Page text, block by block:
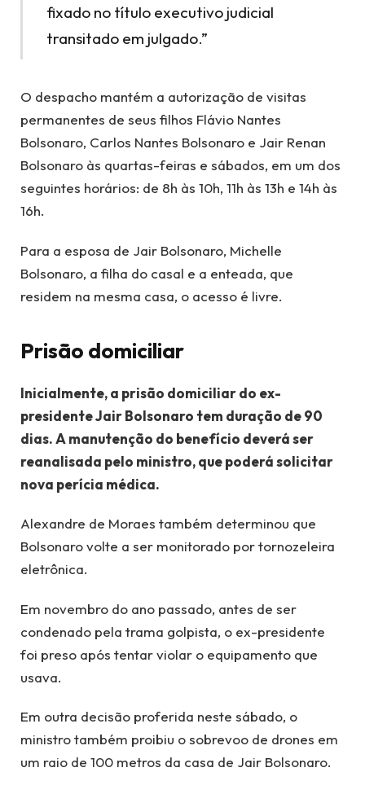
fixado no título executivo judicial
transitado em julgado.”
O despacho mantém a autorização de visitas
permanentes de seus filhos Flávio Nantes
Bolsonaro, Carlos Nantes Bolsonaro e Jair Renan
Bolsonaro às quartas-feiras e sábados, em um dos
seguintes horários: de 8h às 10h, 11h às 13h e 14h às
16h.
Para a esposa de Jair Bolsonaro, Michelle
Bolsonaro, a filha do casal e a enteada, que
residem na mesma casa, o acesso é livre.
Prisão domiciliar
Inicialmente, a prisão domiciliar do ex-
presidente Jair Bolsonaro tem duração de 90
dias. A manutenção do benefício deverá ser
reanalisada pelo ministro, que poderá solicitar
nova perícia médica.
Alexandre de Moraes também determinou que
Bolsonaro volte a ser monitorado por tornozeleira
eletrônica.
Em novembro do ano passado, antes de ser
condenado pela trama golpista, o ex-presidente
foi preso após tentar violar o equipamento que
usava.
Em outra decisão proferida neste sábado, o
ministro também proibiu o sobrevoo de drones em
um raio de 100 metros da casa de Jair Bolsonaro.